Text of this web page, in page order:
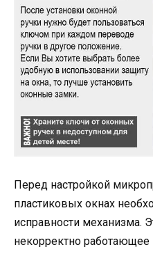
Перед настройкой
пластиковых окнах
исправности механизма.
некорректно